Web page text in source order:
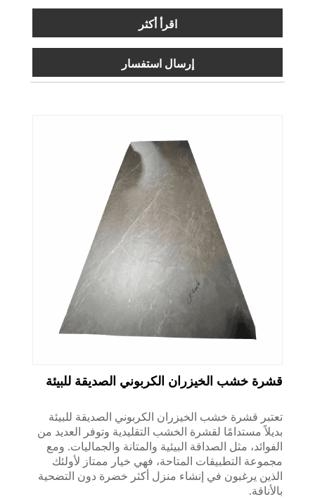
اقرأ أكثر
إرسال استفسار
قشرة خشب الخيزران الكربوني الصديقة للبيئة
تعتبر قشرة خشب الخيزران الكربوني الصديقة للبيئة
بديلاً مستدامًا لقشرة الخشب التقليدية وتوفر العديد من
الفوائد، مثل الصداقة البيئية والمتانة والجماليات. ومع
مجموعة التطبيقات المتاحة، فهي خيار ممتاز لأولئك
الذين يرغبون في إنشاء منزل أكثر خضرة دون التضحية
بالأناقة.